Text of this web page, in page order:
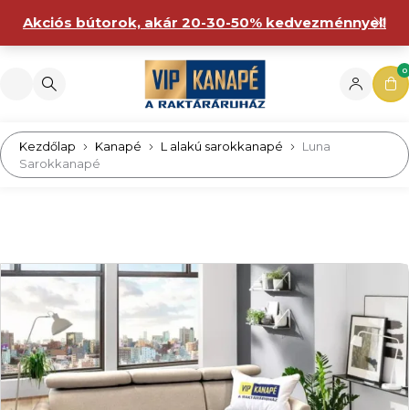
Akciós bútorok, akár 20-30-50% kedvezménnyel!
0
Kezdőlap Kanapé L alakú sarokkanapé
Luna
Sarokkanapé